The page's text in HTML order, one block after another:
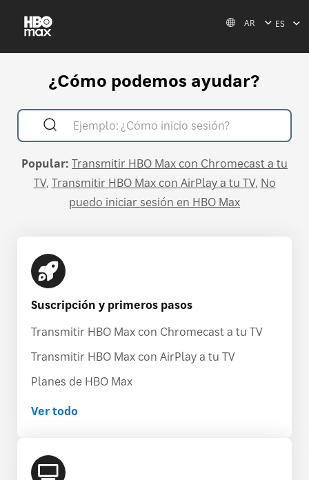
AR ES
¿Cómo podemos ayudar?
Popular: Transmitir HBO Max con Chromecast a tu
TV Transmitir HBO Max con AirPlay a tu TV No
puedo iniciar sesión en HBO Max
Suscripción y primeros pasos
Transmitir HBO Max con Chromecast a tu TV
Transmitir HBO Max con AirPlay a tu TV
Planes de HBO Max
Ver todo